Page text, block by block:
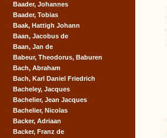
Baader, Johannes
Baader, Tobias
Baak, Hattigh Johann
Baan, Jacobus de
Baan, Jan de
Babeur, Theodorus, Baburen
Bach, Abraham
Bach, Karl Daniel Friedrich
Bacheley, Jacques
Bachelier, Jean Jacques
Bachelier, Nicolas
Backer, Adriaan
Backer, Franz de